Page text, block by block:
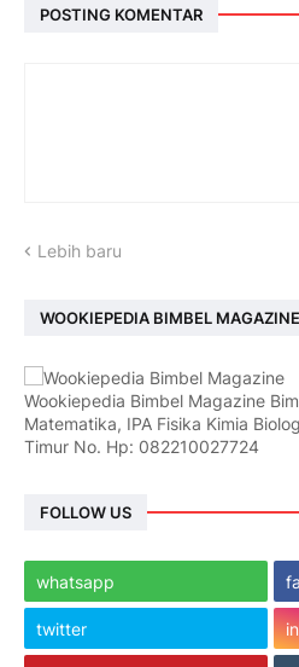
POSTING KOMENTAR
Lebih baru
WOOKIEPEDIA BIMBEL MAGAZINE
Wookiepedia Bimbel Magazine
Matematika, IPA Fisika Kimia
Timur No. Hp: 082210027724
FOLLOW US
whatsapp
twitter